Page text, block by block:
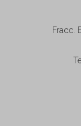
Fracc.